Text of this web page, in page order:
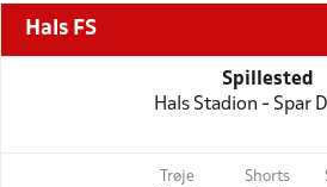
Hals FS
Spillested
Hals Stadion - Spar
Trøje Shorts